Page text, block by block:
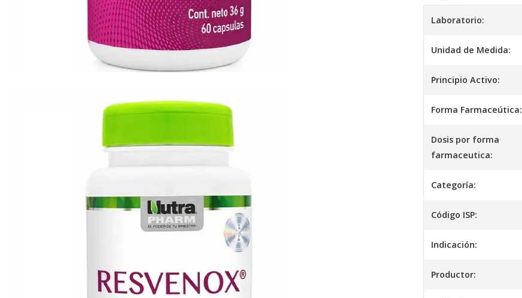
Laboratorio:
Unidad de Medida:
Principio Activo:
Forma Farmaceútica:
Dosis por forma
farmaceutica:
Categoría:
Código ISP:
Indicación:
Productor: